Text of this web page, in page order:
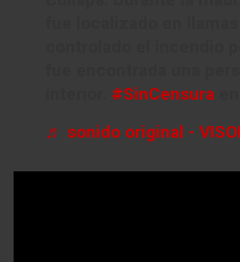
#SinCensura
♬ sonido original -